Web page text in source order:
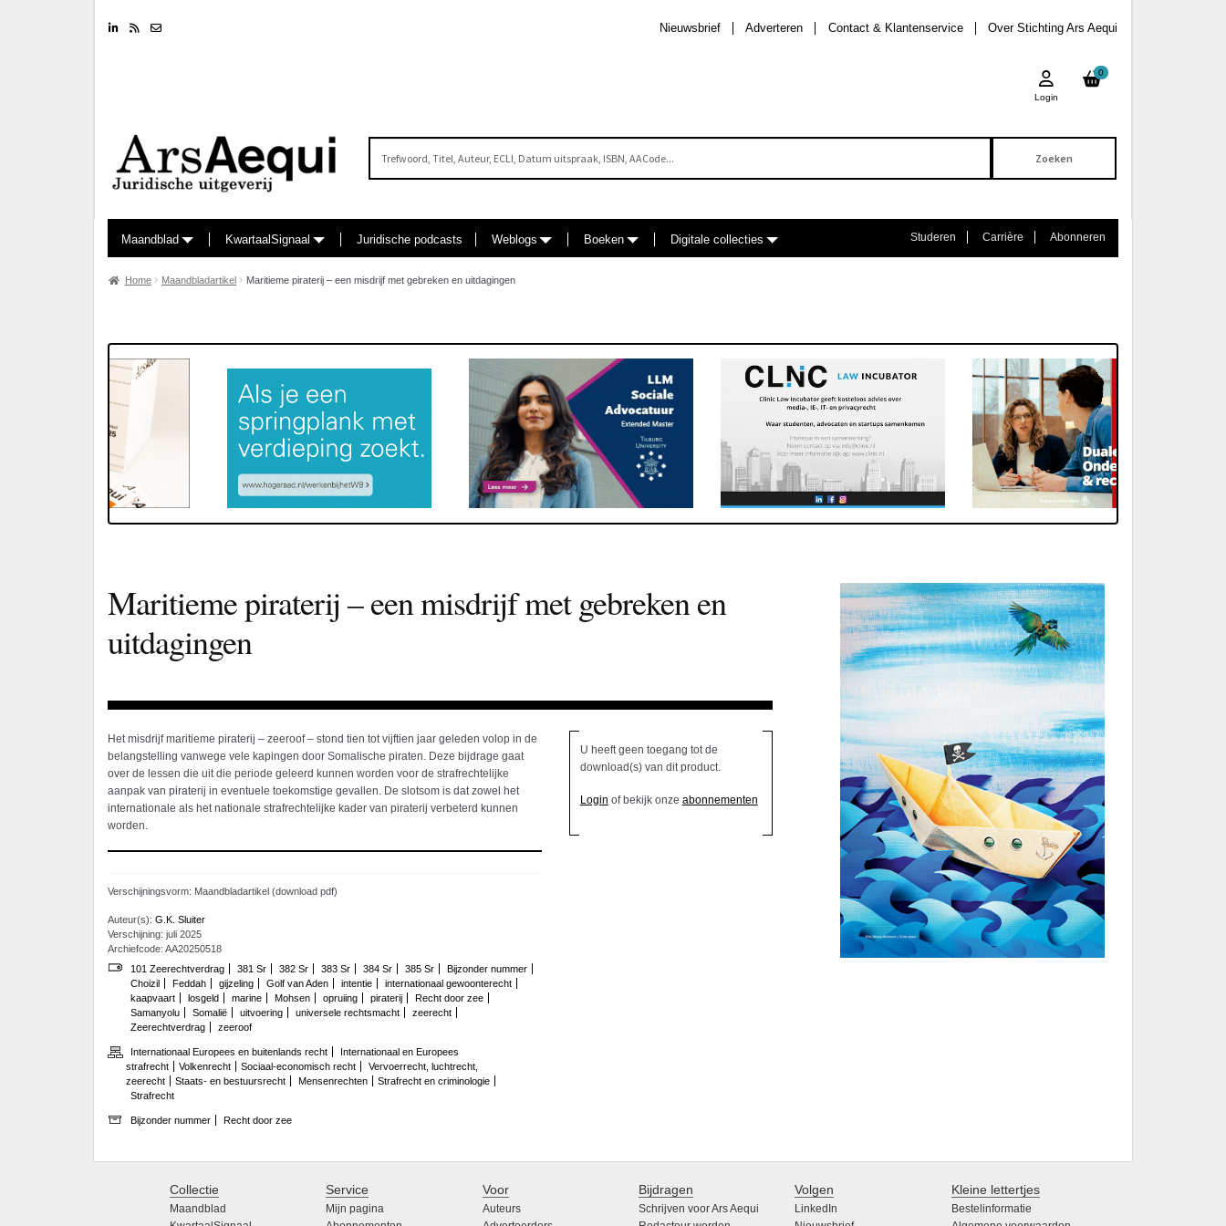
LinkedinRSS feed Over Stichting Ars Aequi
Contact & Klantenservice
Adverteren
Nieuwsbrief
0
Login
Maandblad KwartaalSignaal Juridische podcasts Weblogs Boeken Digitale collecties Studeren Carrière Abonneren
Home Maandbladartikel Maritieme piraterij – een misdrijf met gebreken en uitdagingen
Maritieme piraterij – een misdrijf met gebreken en
uitdagingen
Het misdrijf maritieme piraterij – zeeroof – stond tien tot vijftien jaar geleden volop in de
belangstelling vanwege vele kapingen door Somalische piraten. Deze bijdrage gaat
over de lessen die uit die periode geleerd kunnen worden voor de strafrechtelijke
aanpak van piraterij in eventuele toekomstige gevallen. De slotsom is dat zowel het
internationale als het nationale strafrechtelijke kader van piraterij verbeterd kunnen
worden.
Verschijningsvorm: Maandbladartikel (download pdf)
Auteur(s): G.K. Sluiter
Verschijning: juli 2025
Archiefcode: AA20250518
101 Zeerechtverdrag
381 Sr 382 Sr 383 Sr 384 Sr 385 Sr
Bijzonder nummer
Choizil
Feddah gijzeling Golf van Aden intentie
internationaal gewoonterecht
kaapvaart
losgeld marine Mohsen opruiing piraterij
Recht door zee
Samanyolu
Somalië uitvoering universele rechtsmacht
zeerecht
Zeerechtverdrag
zeeroof
Internationaal Europees en buitenlands recht
Internationaal en Europees
strafrecht
Volkenrecht Sociaal-economisch recht
Vervoerrecht, luchtrecht,
zeerecht
Staats- en bestuursrecht Mensenrechten
Strafrecht en criminologie
Strafrecht
Bijzonder nummer Recht door zee
U heeft geen toegang tot de
download(s) van dit product.
Login of bekijk onze abonnementen
Collectie
Maandblad
Service
Mijn pagina
Voor
Auteurs
Bijdragen
Schrijven voor Ars Aequi
Volgen
LinkedIn
Kleine lettertjes
Bestelinformatie